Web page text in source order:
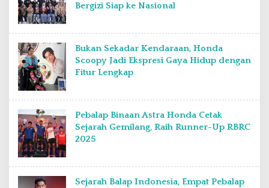
Bergizi Siap ke Nasional
Bukan Sekadar Kendaraan, Honda
Scoopy Jadi Ekspresi Gaya Hidup dengan
Fitur Lengkap
Pebalap Binaan Astra Honda Cetak
Sejarah Gemilang, Raih Runner-Up RBRC
2025
Sejarah Balap Indonesia, Empat Pebalap